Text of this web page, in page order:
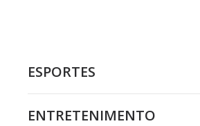
ESPORTES
ENTRETENIMENTO